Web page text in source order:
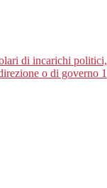
di incarichi
o di governo 1